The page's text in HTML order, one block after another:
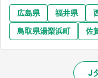
広島県 福井県
鳥取県湯梨浜町
佐
J